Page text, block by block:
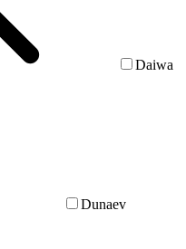
Daiwa
Dunaev